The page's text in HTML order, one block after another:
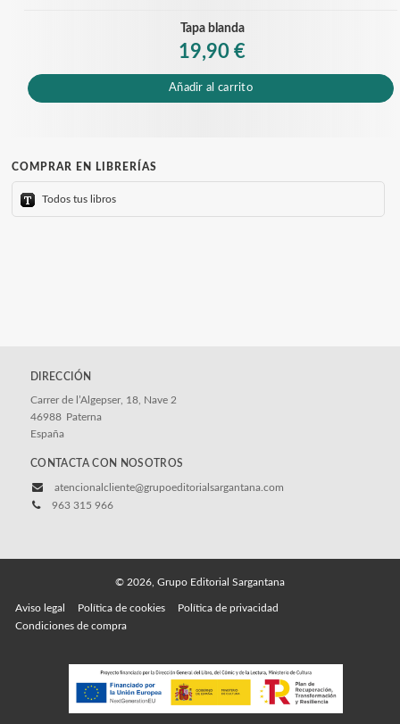
Tapa blanda
19,90 €
Añadir al carrito
COMPRAR EN LIBRERÍAS
Todos tus libros
DIRECCIÓN
Carrer de l’Algepser, 18, Nave 2
46988 Paterna
España
CONTACTA CON NOSOTROS
atencionalcliente@grupoeditorialsargantana.com
963 315 966
© 2026, Grupo Editorial Sargantana
Aviso legal Política de cookies
Política de privacidad
Condiciones de compra